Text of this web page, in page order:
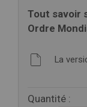
Tout savoir
Ordre
La
Quantité :